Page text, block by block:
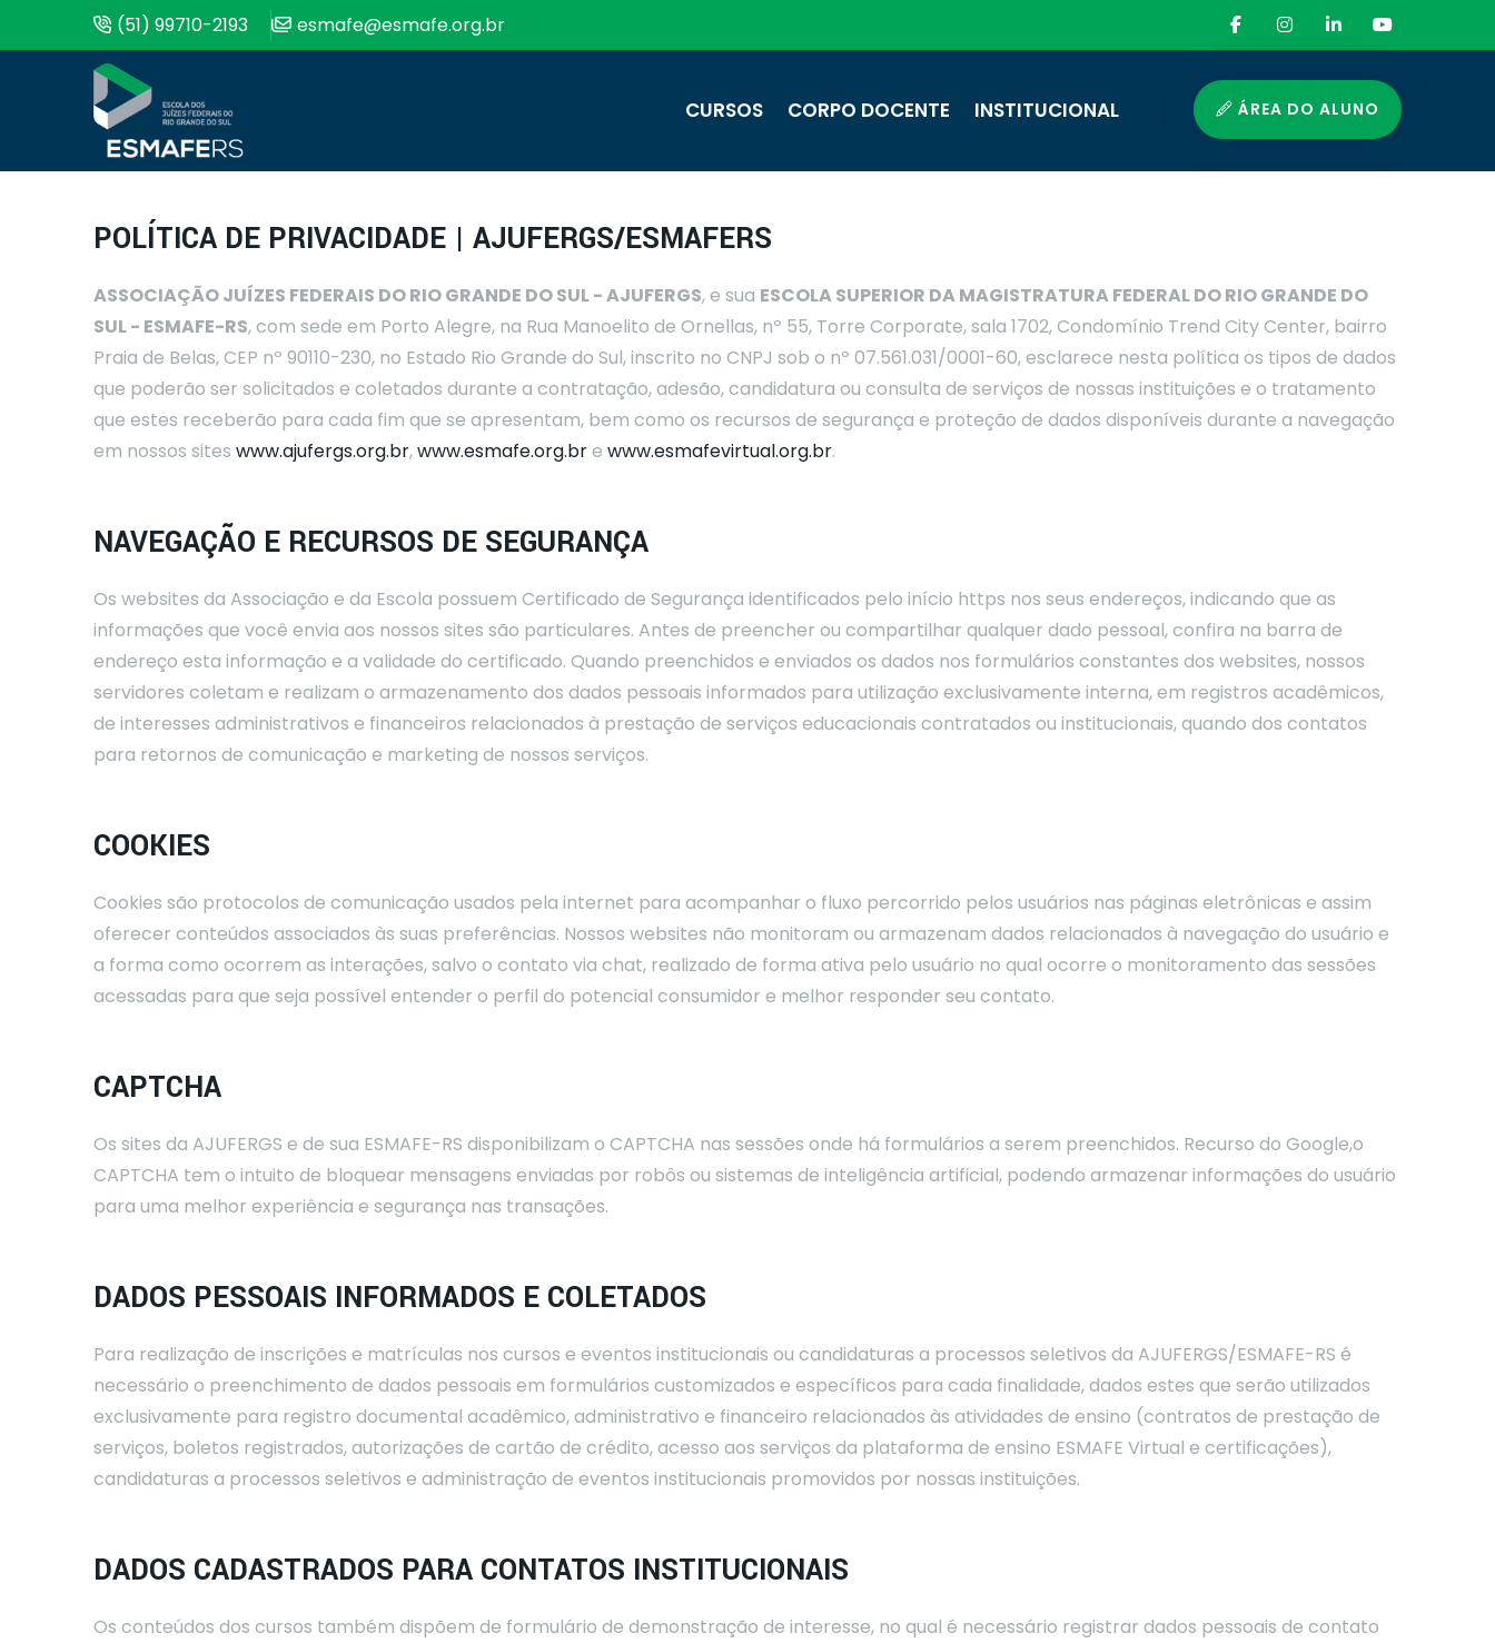
(51) 99710-2193 esmafe@esmafe.org.br
CURSOS CORPO DOCENTE INSTITUCIONAL ÁREA DO ALUNO
POLÍTICA DE PRIVACIDADE | AJUFERGS/ESMAFERS
ASSOCIAÇÃO JUÍZES FEDERAIS DO RIO GRANDE DO SUL - AJUFERGS, e sua ESCOLA SUPERIOR DA MAGISTRATURA FEDERAL DO RIO GRANDE DO
SUL - ESMAFE-RS, com sede em Porto Alegre, na Rua Manoelito de Ornellas, nº 55, Torre Corporate, sala 1702, Condomínio Trend City Center, bairro
Praia de Belas, CEP nº 90110-230, no Estado Rio Grande do Sul, inscrito no CNPJ sob o nº 07.561.031/0001-60, esclarece nesta política os tipos de dados
que poderão ser solicitados e coletados durante a contratação, adesão, candidatura ou consulta de serviços de nossas instituições e o tratamento
que estes receberão para cada fim que se apresentam, bem como os recursos de segurança e proteção de dados disponíveis durante a navegação
em nossos sites www.ajufergs.org.br,www.esmafe.org.bre www.esmafevirtual.org.br.
NAVEGAÇÃO E RECURSOS DE SEGURANÇA
Os websites da Associação e da Escola possuem Certificado de Segurança identificados pelo início https nos seus endereços, indicando que as
informações que você envia aos nossos sites são particulares. Antes de preencher ou compartilhar qualquer dado pessoal, confira na barra de
endereço esta informação e a validade do certificado. Quando preenchidos e enviados os dados nos formulários constantes dos websites, nossos
servidores coletam e realizam o armazenamento dos dados pessoais informados para utilização exclusivamente interna, em registros acadêmicos,
de interesses administrativos e financeiros relacionados à prestação de serviços educacionais contratados ou institucionais, quando dos contatos
para retornos de comunicação e marketing de nossos serviços.
COOKIES
Cookies são protocolos de comunicação usados pela internet para acompanhar o fluxo percorrido pelos usuários nas páginas eletrônicas e assim
oferecer conteúdos associados às suas preferências. Nossos websites não monitoram ou armazenam dados relacionados à navegação do usuário e
a forma como ocorrem as interações, salvo o contato via chat, realizado de forma ativa pelo usuário no qual ocorre o monitoramento das sessões
acessadas para que seja possível entender o perfil do potencial consumidor e melhor responder seu contato.
CAPTCHA
Os sites da AJUFERGS e de sua ESMAFE-RS disponibilizam o CAPTCHA nas sessões onde há formulários a serem preenchidos. Recurso do Google,o
CAPTCHA tem o intuito de bloquear mensagens enviadas por robôs ou sistemas de inteligência artificial, podendo armazenar informações do usuário
para uma melhor experiência e segurança nas transações.
DADOS PESSOAIS INFORMADOS E COLETADOS
Para realização de inscrições e matrículas nos cursos e eventos institucionais ou candidaturas a processos seletivos da AJUFERGS/ESMAFE-RS é
necessário o preenchimento de dados pessoais em formulários customizados e específicos para cada finalidade, dados estes que serão utilizados
exclusivamente para registro documental acadêmico, administrativo e financeiro relacionados às atividades de ensino (contratos de prestação de
serviços, boletos registrados, autorizações de cartão de crédito, acesso aos serviços da plataforma de ensino ESMAFE Virtual e certificações),
candidaturas a processos seletivos e administração de eventos institucionais promovidos por nossas instituições.
DADOS CADASTRADOS PARA CONTATOS INSTITUCIONAIS
Os conteúdos dos cursos também dispõem de formulário de demonstração de interesse, no qual é necessário registrar dados pessoais de contato